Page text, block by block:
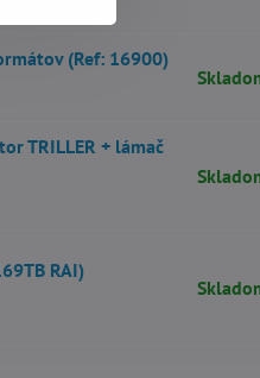
(Ref: 16900)
TRILLER + lámač
RAI)